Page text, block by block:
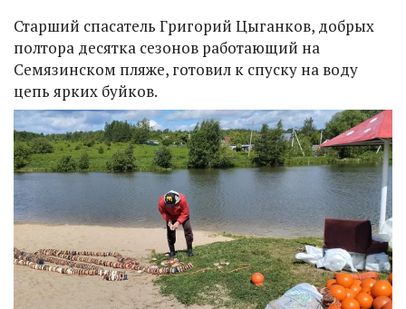
Старший спасатель Григорий Цыганков, добрых
полтора десятка сезонов работающий на
Семязинском пляже, готовил к спуску на воду
цепь ярких буйков.